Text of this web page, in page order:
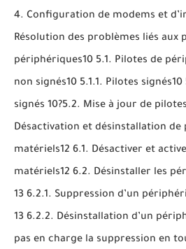
4. Configuration de modems et
Résolution des problèmes liés aux
périphériques10 5.1. Pilotes de
non signés10 5.1.1. Pilotes
signés 10?5.2. Mise à jour de
Désactivation et désinstallation de
matériels12 6.1. Désactiver et
matériels12 6.2. Désinstaller les
13 6.2.1. Suppression d’un
13 6.2.2. Désinstallation d’un
pas en charge la suppression en